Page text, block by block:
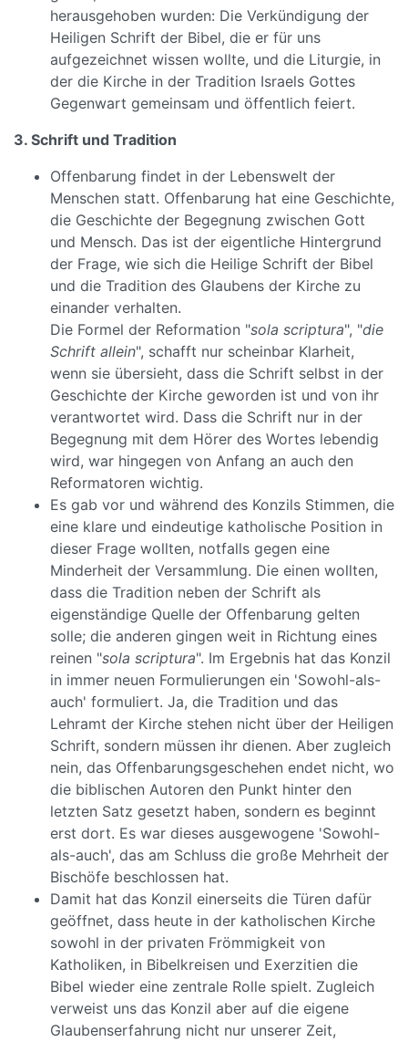
herausgehoben wurden: Die Verkündigung der
Heiligen Schrift der Bibel, die er für uns
aufgezeichnet wissen wollte, und die Liturgie, in
der die Kirche in der Tradition Israels Gottes
Gegenwart gemeinsam und öffentlich feiert.
3. Schrift und Tradition
Offenbarung findet in der Lebenswelt der
Menschen statt. Offenbarung hat eine Geschichte,
die Geschichte der Begegnung zwischen Gott
und Mensch. Das ist der eigentliche Hintergrund
der Frage, wie sich die Heilige Schrift der Bibel
und die Tradition des Glaubens der Kirche zu
einander verhalten.
Die Formel der Reformation "sola scriptura", "die
Schrift allein", schafft nur scheinbar Klarheit,
wenn sie übersieht, dass die Schrift selbst in der
Geschichte der Kirche geworden ist und von ihr
verantwortet wird. Dass die Schrift nur in der
Begegnung mit dem Hörer des Wortes lebendig
wird, war hingegen von Anfang an auch den
Reformatoren wichtig.
Es gab vor und während des Konzils Stimmen, die
eine klare und eindeutige katholische Position in
dieser Frage wollten, notfalls gegen eine
Minderheit der Versammlung. Die einen wollten,
dass die Tradition neben der Schrift als
eigenständige Quelle der Offenbarung gelten
solle; die anderen gingen weit in Richtung eines
reinen "sola scriptura". Im Ergebnis hat das Konzil
in immer neuen Formulierungen ein 'Sowohl-als-
auch' formuliert. Ja, die Tradition und das
Lehramt der Kirche stehen nicht über der Heiligen
Schrift, sondern müssen ihr dienen. Aber zugleich
nein, das Offenbarungsgeschehen endet nicht, wo
die biblischen Autoren den Punkt hinter den
letzten Satz gesetzt haben, sondern es beginnt
erst dort. Es war dieses ausgewogene 'Sowohl-
als-auch', das am Schluss die große Mehrheit der
Bischöfe beschlossen hat.
Damit hat das Konzil einerseits die Türen dafür
geöffnet, dass heute in der katholischen Kirche
sowohl in der privaten Frömmigkeit von
Katholiken, in Bibelkreisen und Exerzitien die
Bibel wieder eine zentrale Rolle spielt. Zugleich
verweist uns das Konzil aber auf die eigene
Glaubenserfahrung nicht nur unserer Zeit,